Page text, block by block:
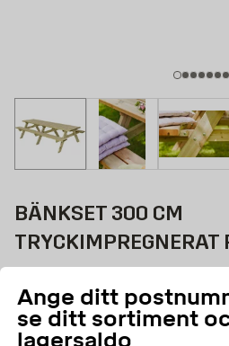
Ange ditt
se ditt sortiment
lagersaldo
BÄNKSET 300 CM
TRYCKIMPREGNERAT
ART.NR:687283910